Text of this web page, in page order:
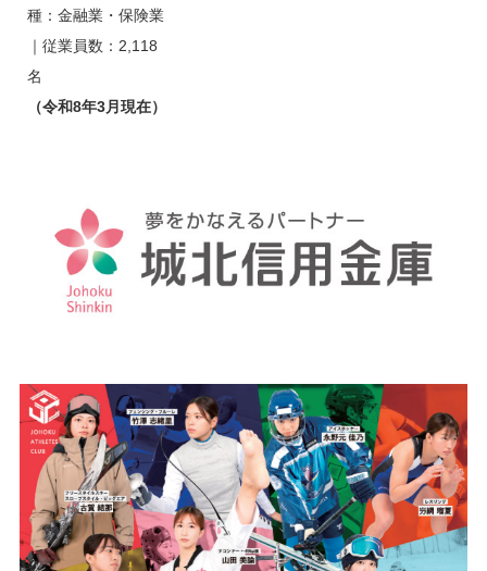
種：金融業・保険業
｜従業員数：2,118
名
（令和8年3月現在）